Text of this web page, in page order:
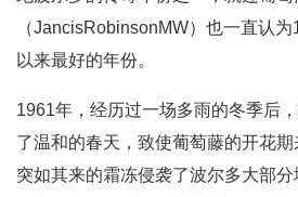
（JancisRobinsonMW）也一直认
以来最好的年份。
1961年，经历过一场多雨的冬季后
了温和的春天，致使葡萄藤的开花期
突如其来的霜冻侵袭了波尔多大部